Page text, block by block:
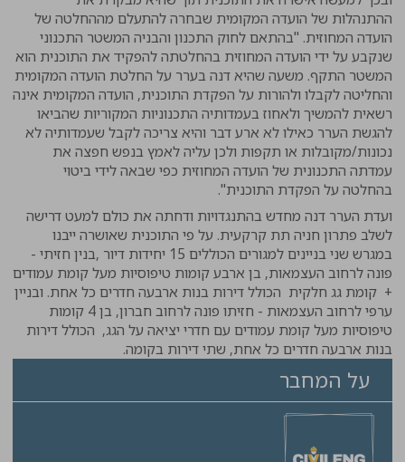
ההתנהלות של הועדה המקומית שבחרה להתעלם מההחלטה של
הועדה המחוזית. "בהתאם לחוק התכנון והבניה המשטר התכנוני
שנקבע על ידי הועדה המחוזית בהחלטתה להפקיד את התוכנית הוא
המשטר התקף. משעה שהיא דנה בערר על החלטת הועדה המקומית
והחליטה לקבלו ולהורות על הפקדת התוכנית, הועדה המקומית אינה
רשאית להמשיך ולאחוז בעמדותיה התכנוניות המקוריות שהביאו
להגשת הערר כאילו לא ארע דבר והיא צריכה לקבל שעמדותיה לא
נכונות/מקובלות או תקפות ולכן עליה לאמץ בנפש חפצה את
עמדתה התכנונית של הועדה המחוזית כפי שבאה לידי ביטוי
בהחלטה על הפקדת התוכנית".
ועדת הערר דנה מחדש בהתנגדויות ודחתה את כולם למעט דרישה
לשלב פתרון חניה תת קרקעית. על פי התוכנית שאושרה ייבנו
במגרש שני בניינים למגורים הכוללים 15 יחידות דיור ,בנין חזיתי -
פונה לרחוב העצמאות, בן ארבע קומות טיפוסיות מעל קומת עמודים
+ קומת גג חלקית הכולל דירות בנות ארבעה חדרים כל אחת. ובניין
ערפי לרחוב העצמאות - חזיתו פונה לרחוב חברון, בן 4 קומות
טיפוסיות מעל קומת עמודים עם חדרי יציאה על הגג, הכולל דירות
בנות ארבעה חדרים כל אחת, שתי דירות בקומה.
על המחבר